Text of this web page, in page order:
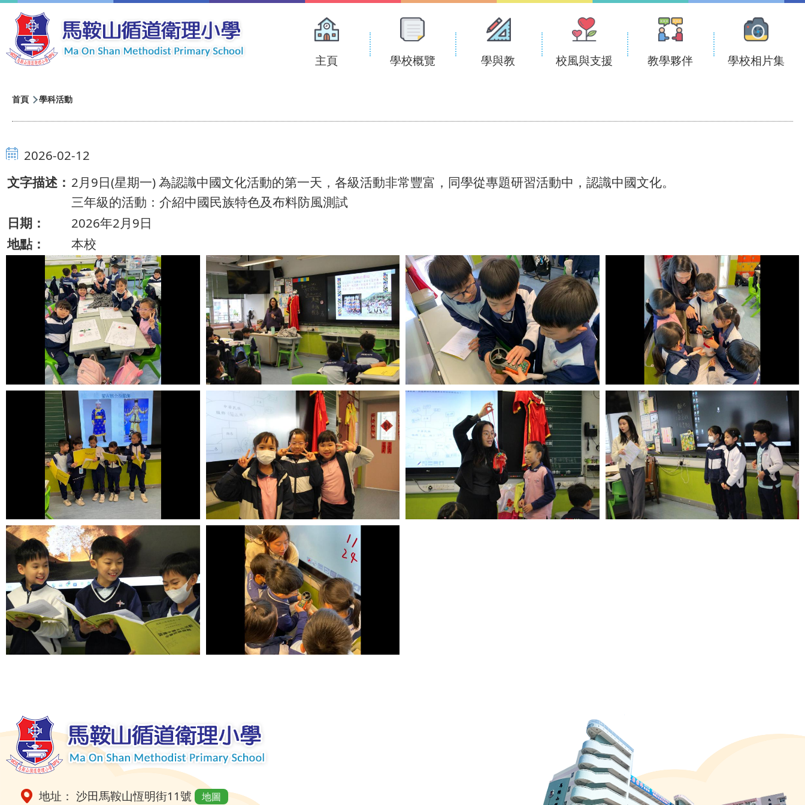
移至主內容
Main
navigation
主頁 學校概覽 學與教 校風與支援 教學夥伴 學校相片集
導
航
連
結
首頁 學科活動
2026-02-12
文字描述： 2月9日(星期一) 為認識中國文化活動的第一天，各級活動非常豐富，同學從專題研習活動中，認識中國文化。
三年級的活動：介紹中國民族特色及布料防風測試
日期：
2026年2月9日
地點：
本校
地址： 沙田馬鞍山恆明街11號 地圖